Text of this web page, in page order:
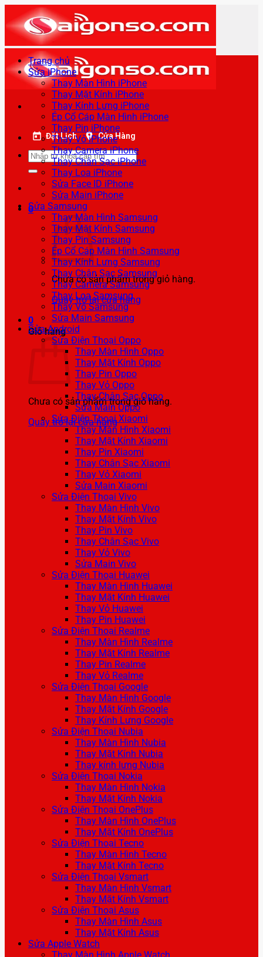
qua
nội
dung
Đặt Lịch Cửa Hàng
Tìm
kiếm:
0
Chưa có sản phẩm trong giỏ hàng.
Quay trở lại cửa hàng
0
Giỏ hàng
Chưa có sản phẩm trong giỏ hàng.
Quay trở lại cửa hàng
Trang chủ
Sửa iPhone
Thay Màn Hình iPhone
Thay Mặt Kính iPhone
Thay Kính Lưng iPhone
Ép Cổ Cáp Màn Hình iPhone
Thay Pin iPhone
Thay Vỏ iPhone
Thay Camera iPhone
Thay Chân Sạc iPhone
Thay Loa iPhone
Sửa Face ID iPhone
Sửa Main iPhone
Sửa Samsung
Thay Màn Hình Samsung
Thay Mặt Kính Samsung
Thay Pin Samsung
Ép Cổ Cáp Màn Hình Samsung
Thay Kính Lưng Samsung
Thay Chân Sạc Samsung
Thay Camera Samsung
Thay Loa Samsung
Thay Vỏ Samsung
Sửa Main Samsung
Sửa Android
Sửa Điện Thoại Oppo
Thay Màn Hình Oppo
Thay Mặt Kính Oppo
Thay Pin Oppo
Thay Vỏ Oppo
Thay Chân Sạc Oppo
Sửa Main Oppo
Sửa Điện Thoại Xiaomi
Thay Màn Hình Xiaomi
Thay Mặt Kính Xiaomi
Thay Pin Xiaomi
Thay Chân Sạc Xiaomi
Thay Vỏ Xiaomi
Sửa Main Xiaomi
Sửa Điện Thoại Vivo
Thay Màn Hình Vivo
Thay Mặt Kính Vivo
Thay Pin Vivo
Thay Chân Sạc Vivo
Thay Vỏ Vivo
Sửa Main Vivo
Sửa Điện Thoại Huawei
Thay Màn Hình Huawei
Thay Mặt Kính Huawei
Thay Vỏ Huawei
Thay Pin Huawei
Sửa Điện Thoại Realme
Thay Màn Hình Realme
Thay Mặt Kính Realme
Thay Pin Realme
Thay Vỏ Realme
Sửa Điện Thoại Google
Thay Màn Hình Google
Thay Mặt Kính Google
Thay Kính Lưng Google
Sửa Điện Thoại Nubia
Thay Màn Hình Nubia
Thay Mặt Kính Nubia
Thay kính lưng Nubia
Sửa Điện Thoại Nokia
Thay Màn Hình Nokia
Thay Mặt Kính Nokia
Sửa Điện Thoại OnePlus
Thay Màn Hình OnePlus
Thay Mặt Kính OnePlus
Sửa Điện Thoại Tecno
Thay Màn Hình Tecno
Thay Mặt Kính Tecno
Sửa Điện Thoại Vsmart
Thay Màn Hình Vsmart
Thay Mặt Kính Vsmart
Sửa Điện Thoại Asus
Thay Màn Hình Asus
Thay Mặt Kính Asus
Sửa Apple Watch